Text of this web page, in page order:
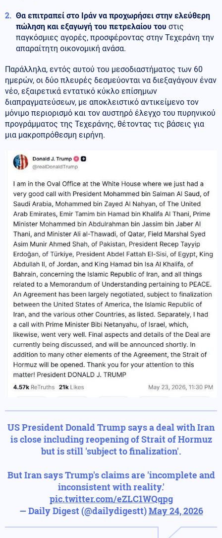
Θα επιτραπεί στο Ιράν να προχωρήσει στην ελεύθερη
πώληση και εξαγωγή του πετρελαίου του στις
παγκόσμιες αγορές, προσφέροντας στην Τεχεράνη την
απαραίτητη οικονομική ανάσα.
Παράλληλα, εντός αυτού του μεσοδιαστήματος των 60
ημερών, οι δύο πλευρές δεσμεύονται να διεξαγάγουν έναν
νέο, εξαιρετικά εντατικό κύκλο επίσημων
διαπραγματεύσεων, με αποκλειστικό αντικείμενο τον
μόνιμο περιορισμό και τον αυστηρό έλεγχο του πυρηνικού
προγράμματος της Τεχεράνης, θέτοντας τις βάσεις για
μια μακροπρόθεσμη ειρήνη.
US President Donald Trump says a deal with Iran
is close including reopening of Strait of Hormuz
but is still 'subject to finalization'.
But Iran says Trump's claims are 'incomplete and
⁠inconsistent with reality.'
pic.twitter.com/eZLC1WQqpg
— Daily Digest (@dailydigestt)May 24, 2026